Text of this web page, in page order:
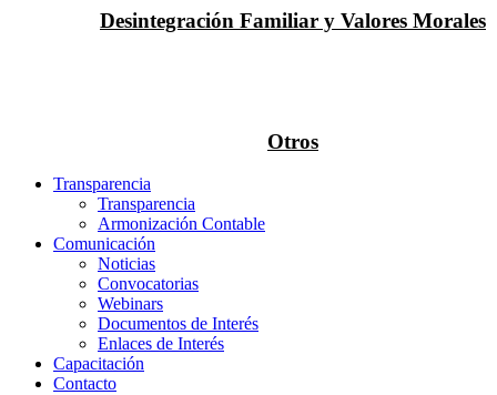
Desintegración Familiar y Valores Morales
Otros
Transparencia
Transparencia
Armonización Contable
Comunicación
Noticias
Convocatorias
Webinars
Documentos de Interés
Enlaces de Interés
Capacitación
Contacto